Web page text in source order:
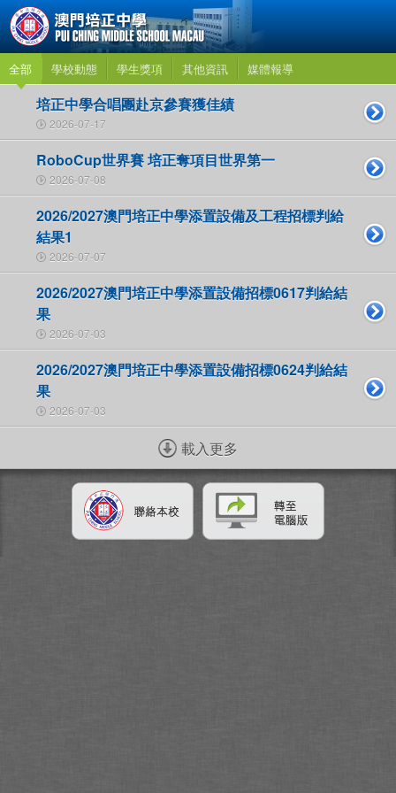
全部 學校動態 學生獎項 其他資訊 媒體報導
培正中學合唱團赴京參賽獲佳績
2026-07-17
RoboCup世界賽 培正奪項目世界第一
2026-07-08
2026/2027澳門培正中學添置設備及工程招標判給
結果1
2026-07-07
2026/2027澳門培正中學添置設備招標0617判給結
果
2026-07-03
2026/2027澳門培正中學添置設備招標0624判給結
果
2026-07-03
載入更多